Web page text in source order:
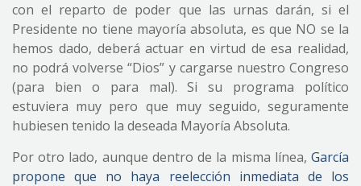
con el reparto de poder que las urnas darán, si el
Presidente no tiene mayoría absoluta, es que NO se la
hemos dado, deberá actuar en virtud de esa realidad,
no podrá volverse “Dios” y cargarse nuestro Congreso
(para bien o para mal). Si su programa político
estuviera muy pero que muy seguido, seguramente
hubiesen tenido la deseada Mayoría Absoluta.
Por otro lado, aunque dentro de la misma línea, García
propone que no haya reelección inmediata de los